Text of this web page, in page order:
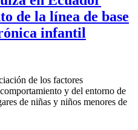
de la línea de base
infantil
de los factores
y del entorno de
de niñas y niños menores de